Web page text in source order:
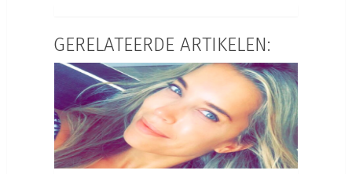
GERELATEERDE ARTIKELEN: